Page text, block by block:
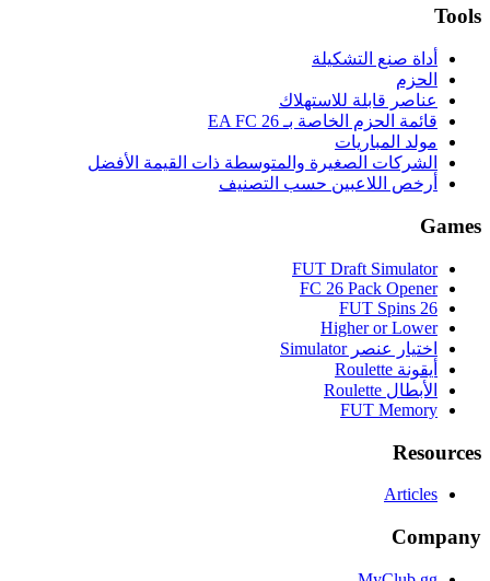
Tools
أداة صنع التشكيلة
الحزم
عناصر قابلة للاستهلاك
قائمة الحزم الخاصة بـ EA FC 26
مولد المباريات
الشركات الصغيرة والمتوسطة ذات القيمة الأفضل
أرخص اللاعبين حسب التصنيف
Games
FUT Draft Simulator
FC 26 Pack Opener
FUT Spins 26
Higher or Lower
اختيار عنصر Simulator
أيقونة Roulette
الأبطال Roulette
FUT Memory
Resources
Articles
Company